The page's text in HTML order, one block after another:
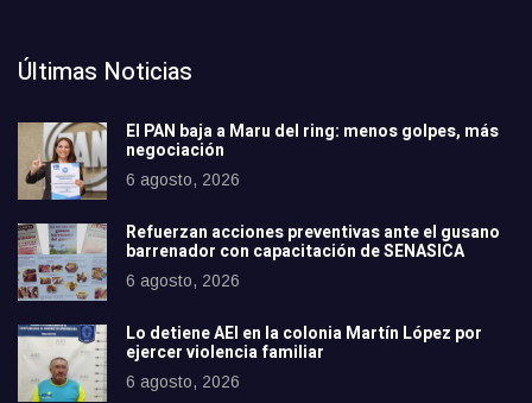
Últimas Noticias
El PAN baja a Maru del ring: menos golpes, más
negociación
6 agosto, 2026
Refuerzan acciones preventivas ante el gusano
barrenador con capacitación de SENASICA
6 agosto, 2026
Lo detiene AEI en la colonia Martín López por
ejercer violencia familiar
6 agosto, 2026